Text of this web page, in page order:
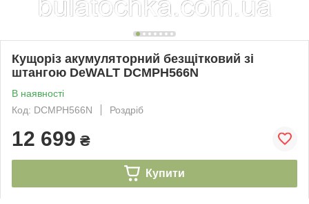
Кущоріз акумуляторний безщітковий зі
штангою DeWALT DCMPH566N
В наявності
Код: DCMPH566N
Роздріб
12 699 ₴
Купити